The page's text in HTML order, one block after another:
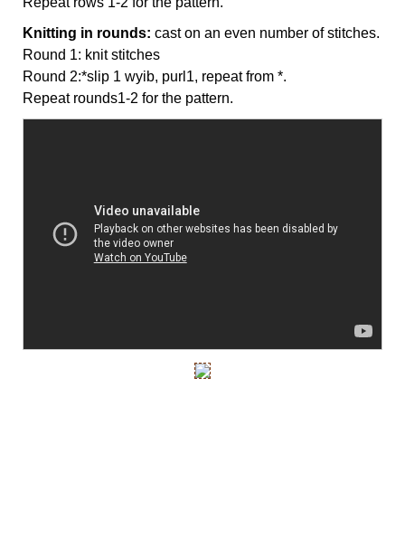
Knitting in rounds: cast on an even number of stitches.
Round 1: knit stitches
Round 2:*slip 1 wyib, purl1, repeat from *.
Repeat rounds1-2 for the pattern.